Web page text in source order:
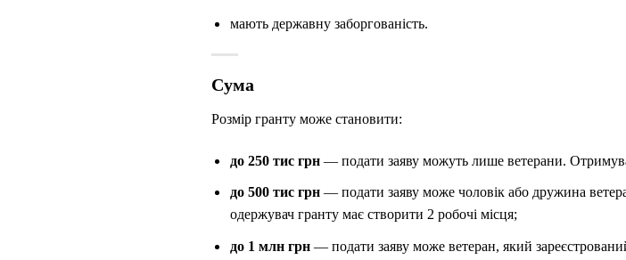
мають державну заборгованість.
Сума
Розмір гранту може становити:
до 250 тис грн— подати заяву можуть лише ветерани.
до 500 тис грн— подати заяву може чоловік або дружина
одержувач гранту має створити 2 робочі місця;
до 1 млн грн— подати заяву може ветеран, який